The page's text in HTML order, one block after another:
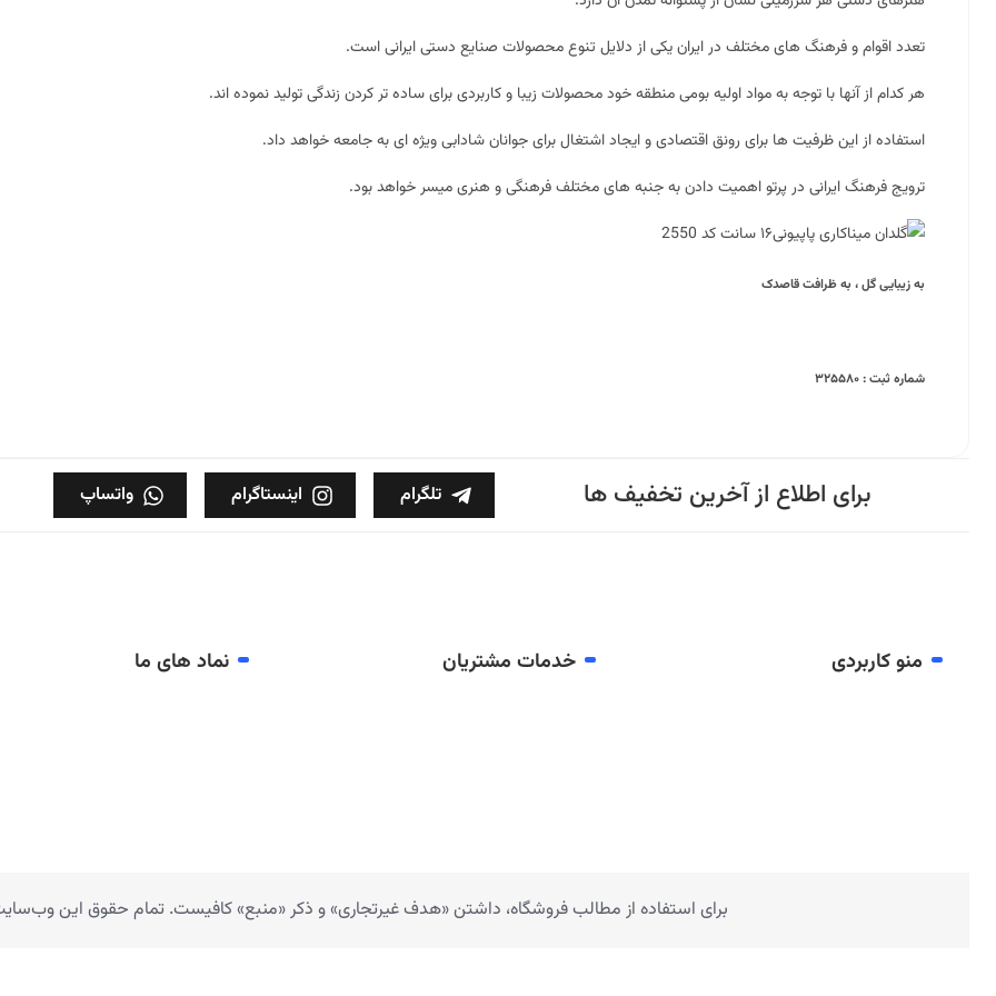
تعدد اقوام و فرهنگ های مختلف در ایران یکی از دلایل تنوع محصولات صنایع دستی ایرانی است.
هر کدام از آنها با توجه به مواد اولیه بومی منطقه خود محصولات زیبا و کاربردی برای ساده تر کردن زندگی تولید نموده اند.
استفاده از این ظرفیت ها برای رونق اقتصادی و ایجاد اشتغال برای جوانان شادابی ویژه ای به جامعه خواهد داد.
ترویج فرهنگ ایرانی در پرتو اهمیت دادن به جنبه های مختلف فرهنگی و هنری میسر خواهد بود.
به زیبایی گل ، به ظرافت قاصدک
شماره ثبت : ۳۲۵۵۸۰
تلگرام اینستاگرام واتساپ برای اطلاع از آخرین تخفیف ها
منو کاربردی خدمات مشتریان نماد های ما
برای استفاده از مطالب فروشگاه، داشتن «هدف غیرتجاری» و ذکر «منبع» کافیست. تمام حقوق اين